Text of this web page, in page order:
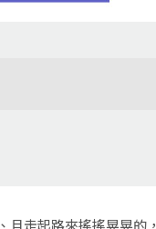
走起路來搖搖晃晃的，